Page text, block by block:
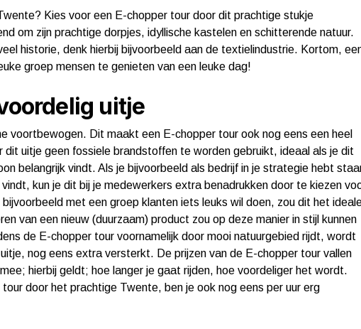
Kies voor een E-chopper tour door dit prachtige stukje
om zijn prachtige dorpjes, idyllische kastelen en schitterende natuur.
historie, denk hierbij bijvoorbeeld aan de textielindustrie. Kortom,
groep mensen te genieten van een leuke dag!
uitje
voortbewogen. Dit maakt een E-chopper tour ook nog eens een heel
dit uitje geen fossiele brandstoffen te worden gebruikt, ideaal als je dit
belangrijk vindt. Als je bijvoorbeeld als bedrijf in je strategie hebt
kun je dit bij je medewerkers extra benadrukken door te kiezen
met een groep klanten iets leuks wil doen, zou dit het
van een nieuw (duurzaam) product zou op deze manier in stijl kunnen
de E-chopper tour voornamelijk door mooi natuurgebied rijdt, wordt
nog eens extra versterkt. De prijzen van de E-chopper tour vallen
hierbij geldt; hoe langer je gaat rijden, hoe voordeliger het wordt.
door het prachtige Twente, ben je ook nog eens per uur erg